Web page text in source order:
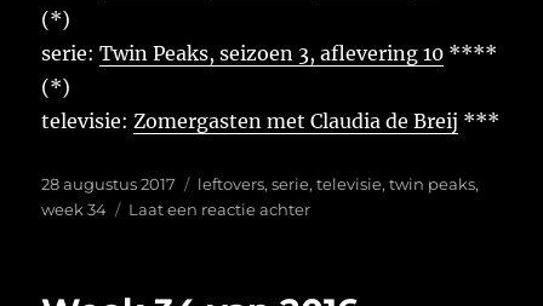
(*)
serie:Twin Peaks, seizoen 3, aflevering 10 ****
(*)
televisie:Zomergasten met Claudia de Breij ***
Geplaatst
op
28 augustus 2017 Tags
leftovers,serie,televisie,twin peaks,
week 34
Laat een reactie achterop